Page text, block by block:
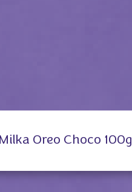
Milka Oreo Choco 100g